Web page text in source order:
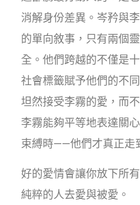
消解身份差異。岑矜與
的單向敘事，只有兩個
全。他們跨越的不僅是
社會標籤賦予他們的不
坦然接受李霧的愛，而
李霧能夠平等地表達關
束縛時——他們才真正走
好的愛情會讓你放下所
純粹的人去愛與被愛。